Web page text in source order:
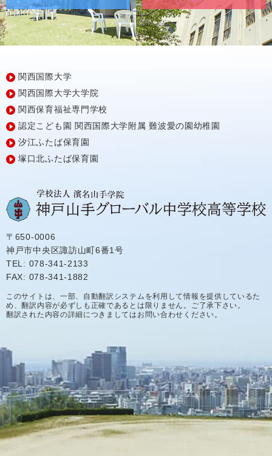
関西国際大学
関西国際大学大学院
関西保育福祉専門学校
認定こども園 関西国際大学附属 難波愛の園幼稚園
汐江ふたば保育園
塚口北ふたば保育園
〒650-0006
神戸市中央区諏訪山町6番1号
TEL: 078-341-2133
FAX: 078-341-1882
このサイトは、一部、自動翻訳システムを利用して情報を提供しているた
め、翻訳内容が必ずしも正確であるとは限りません。ご了承下さい。
翻訳された内容の詳細につきましてはお問い合わせください。